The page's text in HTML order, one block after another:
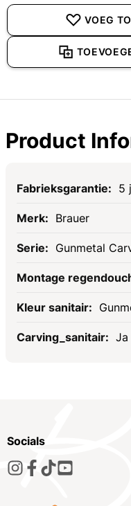
VOEG
Product
Specificaties
5
Brauer
Gunmetal
Ja
Socials